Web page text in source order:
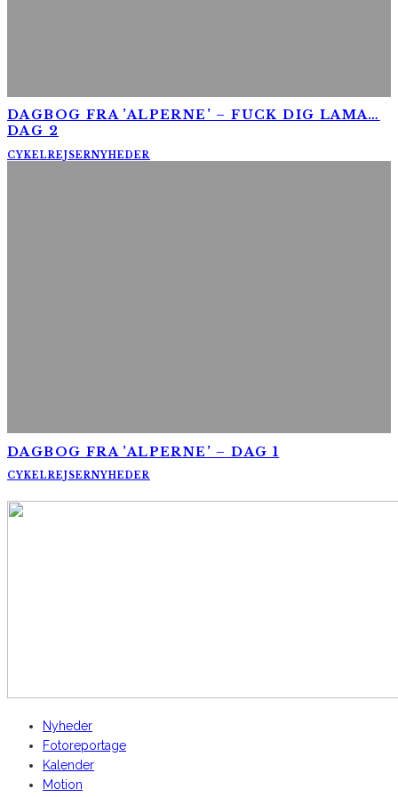
DAGBOG FRA ’ALPERNE’ – FUCK DIG LAMA…
DAG 2
CYKELREJSERNYHEDER
DAGBOG FRA ’ALPERNE’ – DAG 1
CYKELREJSERNYHEDER
Nyheder
Fotoreportage
Kalender
Motion